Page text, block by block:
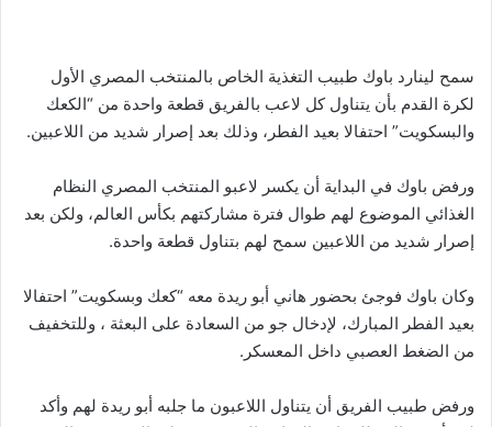
سمح لينارد باوك طبيب التغذية الخاص بالمنتخب المصري الأول
لكرة القدم بأن يتناول كل لاعب بالفريق قطعة واحدة من “الكعك
والبسكويت” احتفالا بعيد الفطر، وذلك بعد إصرار شديد من اللاعبين.
ورفض باوك في البداية أن يكسر لاعبو المنتخب المصري النظام
الغذائي الموضوع لهم طوال فترة مشاركتهم بكأس العالم، ولكن بعد
إصرار شديد من اللاعبين سمح لهم بتناول قطعة واحدة.
وكان باوك فوجئ بحضور هاني أبو ريدة معه “كعك وبسكويت” احتفالا
بعيد الفطر المبارك، لإدخال جو من السعادة على البعثة ، وللتخفيف
من الضغط العصبي داخل المعسكر.
ورفض طبيب الفريق أن يتناول اللاعبون ما جلبه أبو ريدة لهم وأكد